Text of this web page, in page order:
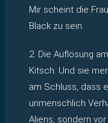
Mir scheint die
Black zu sein.
2. Die Auflösung
Kitsch. Und sie
am Schluss, dass
unmenschlich
Aliens, sondern